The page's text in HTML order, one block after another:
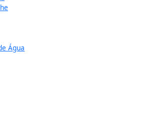
Água